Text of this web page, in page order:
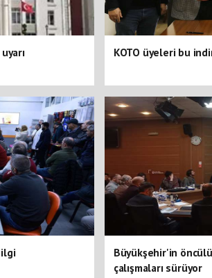
KOTO üyeleri bu
Büyükşehir'in
çalışmaları sürüyor